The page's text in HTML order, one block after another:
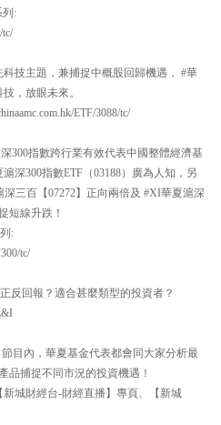
列:
tc/
技主題，兼捕捉中概股回歸機遇， #華
，放眼未來。
ETF/3088/tc/
300指數跨行業有效代表中國整體經濟基
深300指數ETF（03188）廣為人知，另
三百【07272】正向兩倍及 #XI華夏滬深
短線升跌！
:
tc/
反回報？適合甚麼類型的投資者？
目內，華夏基金代表都會同大家分析最
品捕捉不同市況的投資機遇！
城財經台-財經直播】專頁、【新城